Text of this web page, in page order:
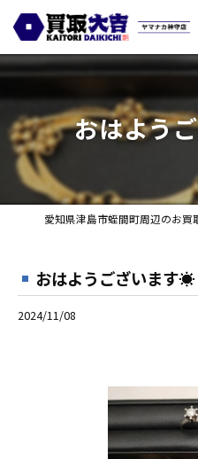
おはよう
おはようございます☀
2024/11/08